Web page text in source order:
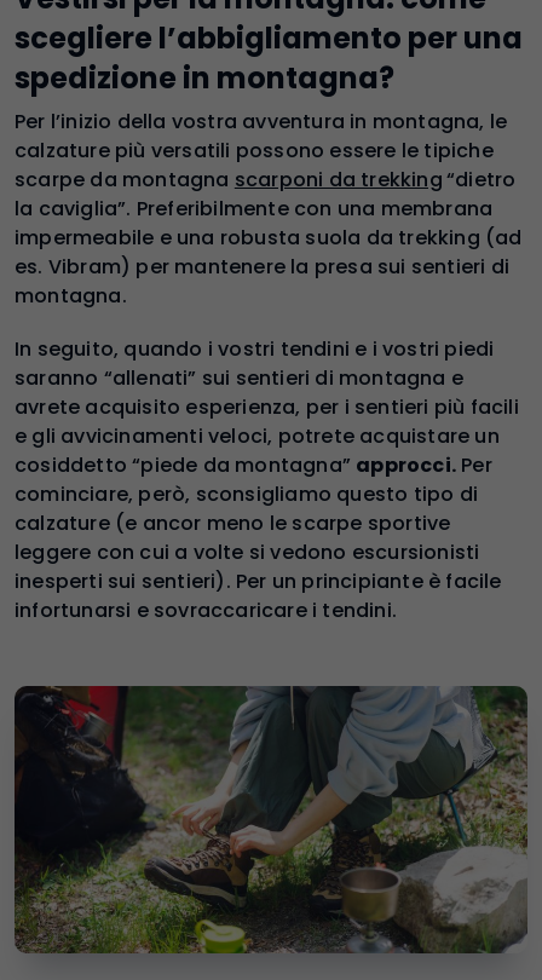
scegliere l’abbigliamento per una
spedizione in montagna?
Per l’inizio della vostra avventura in montagna, le
calzature più versatili possono essere le tipiche
scarpe da montagna scarponi da trekking“dietro
la caviglia”. Preferibilmente con una membrana
impermeabile e una robusta suola da trekking (ad
es. Vibram) per mantenere la presa sui sentieri di
montagna.
In seguito, quando i vostri tendini e i vostri piedi
saranno “allenati” sui sentieri di montagna e
avrete acquisito esperienza, per i sentieri più facili
e gli avvicinamenti veloci, potrete acquistare un
cosiddetto “piede da montagna” approcci. Per
cominciare, però, sconsigliamo questo tipo di
calzature (e ancor meno le scarpe sportive
leggere con cui a volte si vedono escursionisti
inesperti sui sentieri). Per un principiante è facile
infortunarsi e sovraccaricare i tendini.